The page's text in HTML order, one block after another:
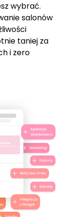
wybrać.
salonów
taniej za
i zero